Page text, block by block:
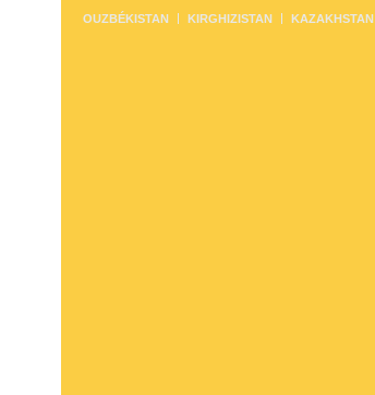
OUZBÉKISTAN KIRGHIZISTAN KAZAKHSTAN